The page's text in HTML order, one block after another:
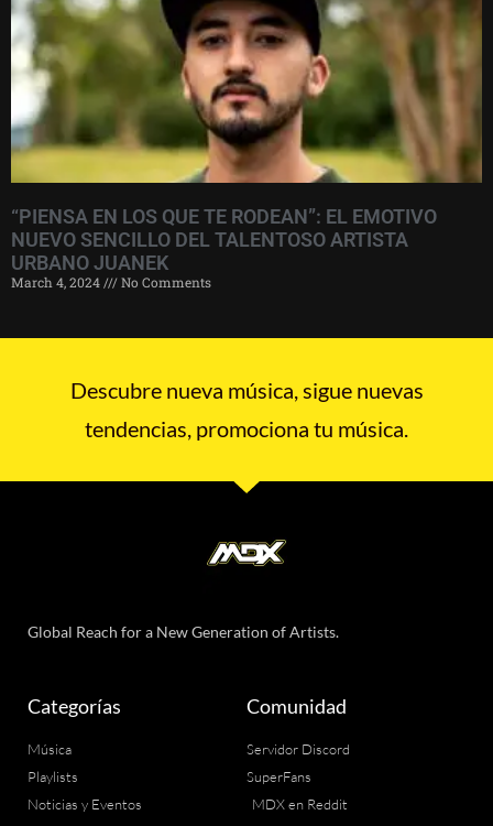
“PIENSA EN LOS QUE TE RODEAN”: EL EMOTIVO
NUEVO SENCILLO DEL TALENTOSO ARTISTA
URBANO JUANEK
March 4, 2024 No Comments
Descubre nueva música, sigue nuevas
tendencias, promociona tu música.
Global Reach for a New Generation of Artists.
Categorías
Música
Playlists
Noticias y Eventos
Comunidad
Servidor Discord
SuperFans
MDX en Reddit